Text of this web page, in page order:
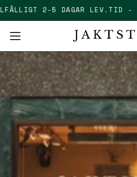
Skip
to
content
TILLFÄLLIGT 2-5 DAGAR
Open
navigation
menu